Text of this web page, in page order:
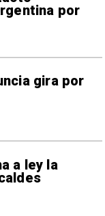
por
gira por
a ley la